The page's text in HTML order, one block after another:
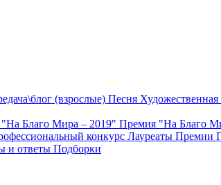
(взрослые) Песня Художественная
Благо Мира – 2019" Премия "На Благо
конкурс Лауреаты Премии
и ответы Подборки